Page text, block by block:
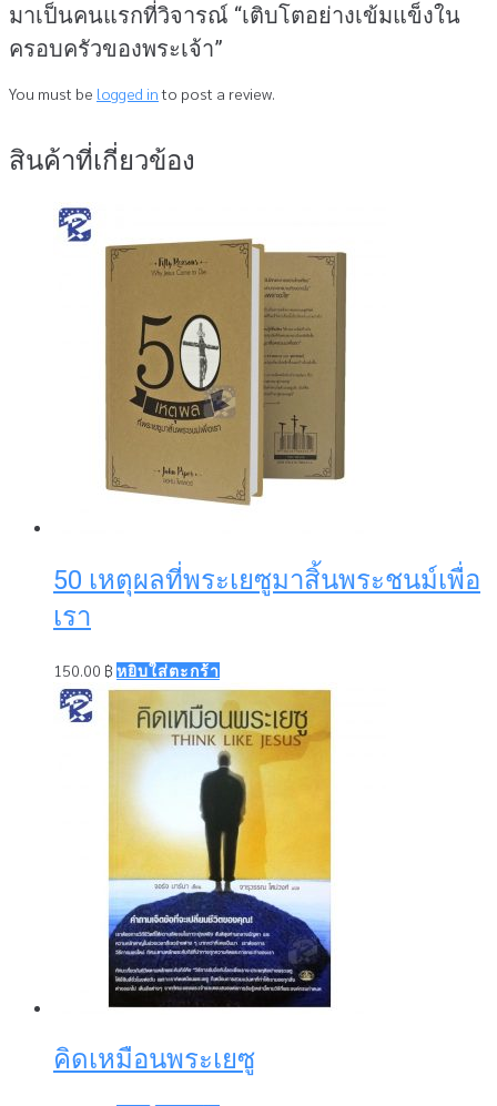
มาเป็นคนแรกที่วิจารณ์ “เติบโตอย่างเข้มแข็งใน
ครอบครัวของพระเจ้า”
You must be logged into post a review.
สินค้าที่เกี่ยวข้อง
50 เหตุผลที่พระเยซูมาสิ้นพระชนม์เพื่อ
เรา
150.00 ฿ หยิบใส่ตะกร้า
คิดเหมือนพระเยซู